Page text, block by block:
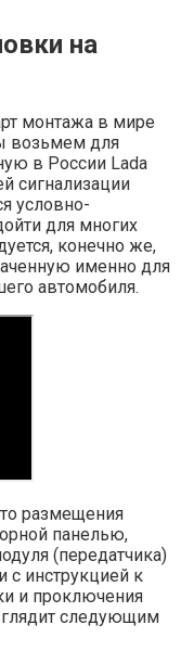
на
монтажа в мире
возьмем для
в России Lada
сигнализации
условно-
для многих
конечно же,
именно для
автомобиля.
размещения
панелью,
(передатчика)
с инструкцией к
и проключения
следующим